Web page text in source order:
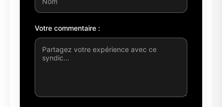
Votre commentaire :